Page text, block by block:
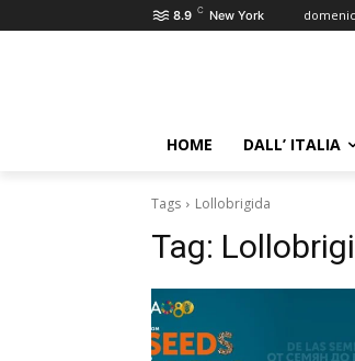
8.9 C New York
HOME DALL’ ITALIA
Tags Lollobrigida
Tag: